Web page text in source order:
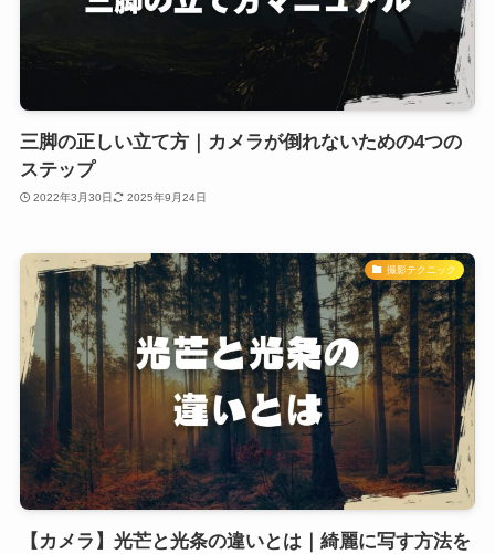
三脚の正しい立て方｜カメラが倒れないための4つの
ステップ
2022年3月30日 2025年9月24日
撮影テクニック
【カメラ】光芒と光条の違いとは｜綺麗に写す方法を